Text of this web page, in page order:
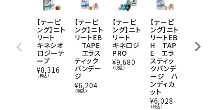
【テーピ
ング】ニト
リート
キネシオ
ロジーテ
ープ
¥8,316
（税込）
【テーピ
ング】ニト
リートEB
TAPE
エラス
ティック
バンデー
ジ
¥6,204
（税込）
【テーピ
ング】ニト
リート
キネロジ
PRO
¥9,680
（税込）
【テーピ
ング】ニト
リートEB
H TAP
E エラ
スティッ
クバンデ
ージ ハ
ンディカ
ット
¥6,028
（税込）
コットン
バンテー